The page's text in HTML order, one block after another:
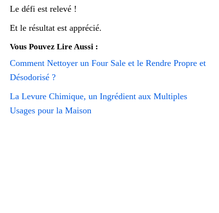
Le défi est relevé !
Et le résultat est apprécié.
Vous Pouvez Lire Aussi :
Comment Nettoyer un Four Sale et le Rendre Propre et
Désodorisé ?
La Levure Chimique, un Ingrédient aux Multiples
Usages pour la Maison